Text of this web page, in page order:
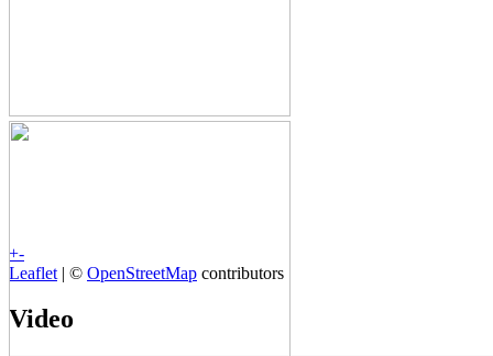
+-
Leaflet | © OpenStreetMap contributors
Video